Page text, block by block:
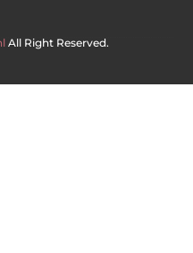
All Right Reserved.